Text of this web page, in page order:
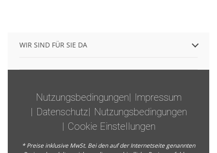
WIR SIND FÜR SIE DA
Nutzungsbedingungen
Impressum
Datenschutz
Nutzungsbedingungen
Cookie Einstellungen
* Preise inklusive MwSt. Bei den auf der Internetseite genannten